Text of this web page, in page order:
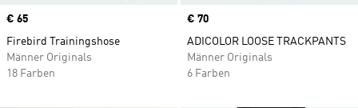
Price
€ 65
Firebird Trainingshose
Männer Originals
18 Farben
Price
€ 70
ADICOLOR LOOSE TRACKPANTS
Männer Originals
6 Farben